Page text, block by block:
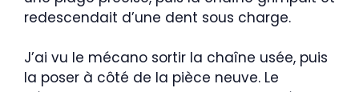
redescendait d’une dent sous charge.
J’ai vu le mécano sortir la chaîne usée, puis
la poser à côté de la pièce neuve. Le